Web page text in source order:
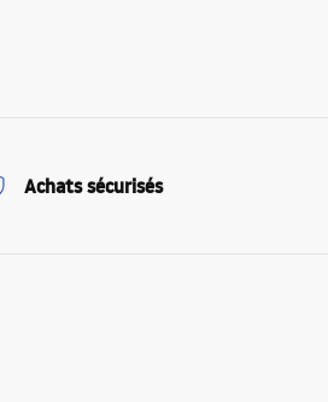
Achats sécurisés